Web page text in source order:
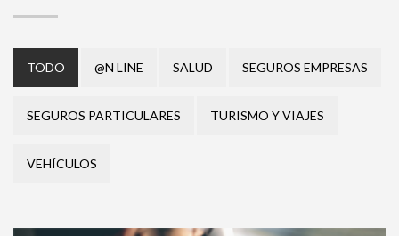
TODO @N LINE SALUD SEGUROS EMPRESAS
SEGUROS PARTICULARES TURISMO Y VIAJES
VEHÍCULOS